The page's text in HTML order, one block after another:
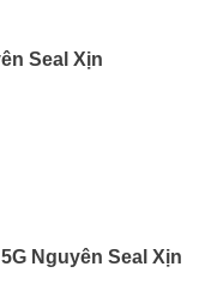
Seal Xịn
Nguyên Seal Xịn